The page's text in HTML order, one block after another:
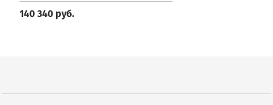
140 340 руб.